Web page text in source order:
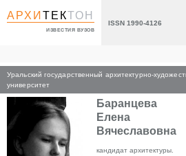
АРХИТЕКТОН
ИЗВЕСТИЯ ВУЗОВ
ISSN 1990-4126
Уральский государственный архитектурно-
университет
Главная
Баранцева
Елена
Вячеславовна
кандидат архитектуры.